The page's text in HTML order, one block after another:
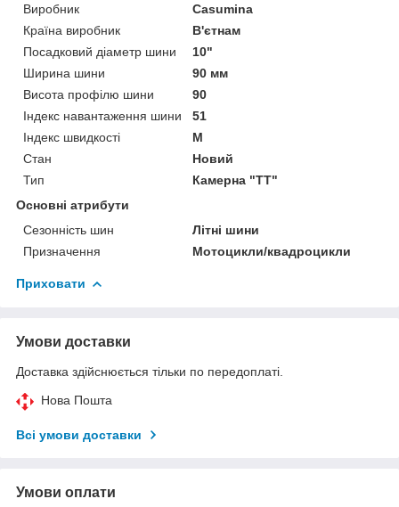
Виробник
Casumina
Країна виробник
В'єтнам
Посадковий діаметр шини
10"
Ширина шини
90 мм
Висота профілю шини
90
Індекс навантаження шини
51
Індекс швидкості
M
Стан
Новий
Тип
Камерна "TT"
Основні атрибути
Сезонність шин
Літні шини
Призначення
Мотоцикли/квадроцикли
Приховати
Умови доставки
Доставка здійснюється тільки по передоплаті.
Нова Пошта
Всі умови доставки
Умови оплати